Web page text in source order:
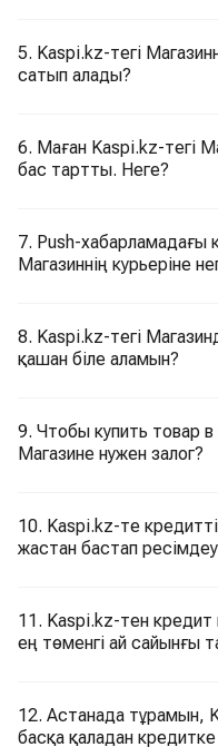
5. Kaspi.kz-тегі
сатып алады?
6. Маған Kaspi.kz-тегі
бас тартты. Неге?
7. Push-хабарламадағы
Магазиннің курьеріне
8. Kaspi.kz-тегі
қашан біле аламын?
9. Чтобы купить товар
Магазине нужен залог?
10. Kaspi.kz-те
жастан бастап
11. Kaspi.kz-тен кредит
ең төменгі ай сайынғы
12. Астанада тұрамын,
басқа қаладан